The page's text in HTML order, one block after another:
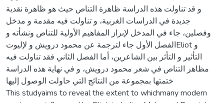
و قد تناولت هذه الدراسة ظاهرة التناص حيث هو ظاهرة نقدية
جديدة في الدراسات الغربية، و تناولت فيه مقدمة و مدخل
وفصلين، جاء في المدخل لإبراز المفاهيم الأولية للتناص ونشأته و
الفصل الأول جاء لترجمة عن محمود درويش و لإليوتEliot و
التأثير و التأثر بين الشاعرين، أما الفصل الثاني فقد تناولت فيه
مظاهر التناص في شعر محمود درويش، و في نهاية هذه الدراسة
ختمتها بمجموعة من النتائج التي حاولت الوصول إليها
This studyaims to reveal the extent to whichmany modern